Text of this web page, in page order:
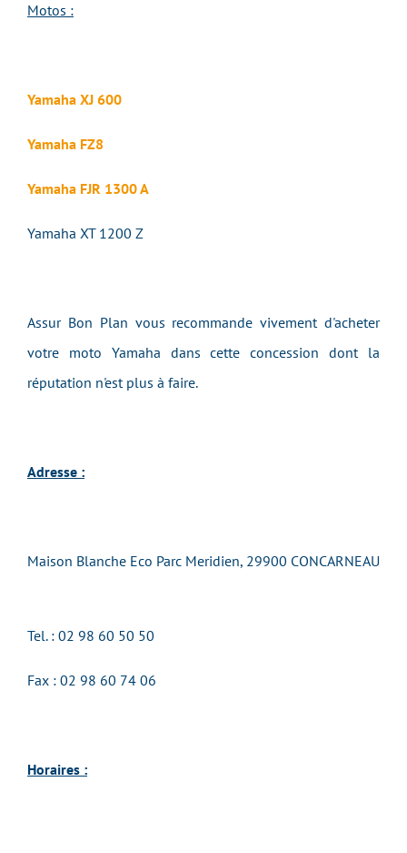
Motos :
Yamaha XJ 600
Yamaha FZ8
Yamaha FJR 1300 A
Yamaha XT 1200 Z
Assur Bon Plan vous recommande vivement d'acheter
votre moto Yamaha dans cette concession dont la
réputation n'est plus à faire.
Adresse :
Maison Blanche Eco Parc Meridien, 29900 CONCARNEAU
Tel. : 02 98 60 50 50
Fax : 02 98 60 74 06
Horaires :